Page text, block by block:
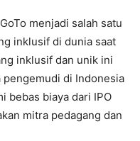
menjadi salah satu
inklusif di dunia saat
inklusif dan unik ini
di Indonesia
bebas biaya dari IPO
mitra pedagang dan